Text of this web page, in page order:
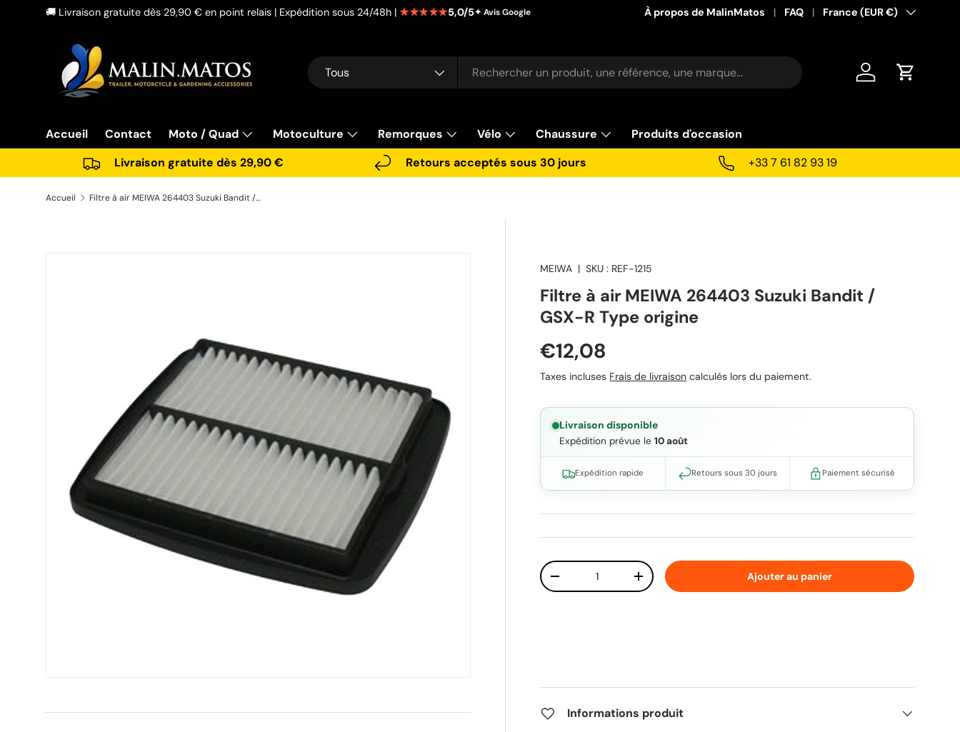
🚚 Livraison gratuite dès 29,90 € en point relais | Expédition sous 24/48h | ★★★★★5,0/5✦ Avis Google À propos de MalinMatos FAQ Pays
France (EUR €)
Recherche
Type de produit
Tous Se connecter
Panier
Accueil Contact Moto / Quad Motoculture Remorques Vélo Chaussure
Produits d'occasion
Livraison gratuite dès 29,90 €
Retours acceptés sous 30 jours +33 7 61 82 93 19
Accueil Filtre à air MEIWA 264403 Suzuki Bandit / GSX-R Type origine
MEIWA |SKU : REF-1215
Filtre à air MEIWA 264403 Suzuki Bandit /
GSX-R Type origine
Prix habituel
€12,08
Taxes incluses Frais de livraison calculés lors du paiement.
Livraison disponible
Expédition prévue le10 août
Expédition rapide Retours sous 30 jours Paiement sécurisé
Qté
Diminuer la quantitéAugmenter la quantitéAjouter au panier
Informations produit